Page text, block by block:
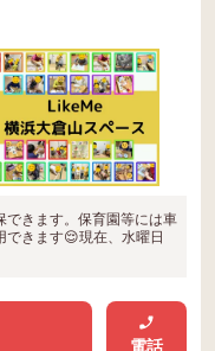
できます。保育園等には車
きます😌現在、水曜日
電話